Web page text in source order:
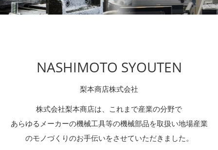
NASHIMOTO SYOUTEN
梨本商店株式会社
株式会社梨本商店は、これまで産業の分野で
あらゆるメーカーの機械工具等の機械部品を取扱い地場産業
のモノづくりのお手伝いをさせていただきました。